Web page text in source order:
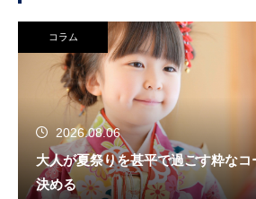
コラム
2026.08.06
大人が夏祭りを甚平で過ごす粋な
決める